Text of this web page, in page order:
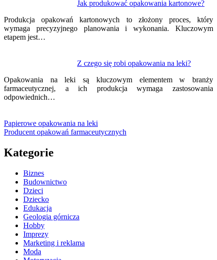
Jak produkować opakowania kartonowe?
Produkcja opakowań kartonowych to złożony proces, który
wymaga precyzyjnego planowania i wykonania. Kluczowym
etapem jest…
Z czego się robi opakowania na leki?
Opakowania na leki są kluczowym elementem w branży
farmaceutycznej, a ich produkcja wymaga zastosowania
odpowiednich…
Papierowe opakowania na leki
Producent opakowań farmaceutycznych
Kategorie
Biznes
Budownictwo
Dzieci
Dziecko
Edukacja
Geologia górnicza
Hobby
Imprezy
Marketing i reklama
Moda